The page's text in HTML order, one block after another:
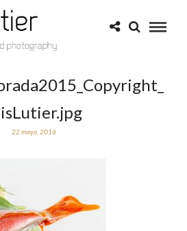
22 mayo, 2016